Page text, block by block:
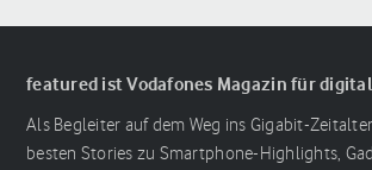
featured ist Vodafones Magazin für
Als Begleiter auf dem Weg ins Gigabit-
besten Stories zu Smartphone-Highlights,